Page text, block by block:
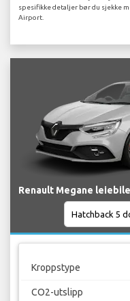
spesifikke detaljer bør du sjekke
Airport.
Renault Megane
Kroppstype
CO2-utslipp